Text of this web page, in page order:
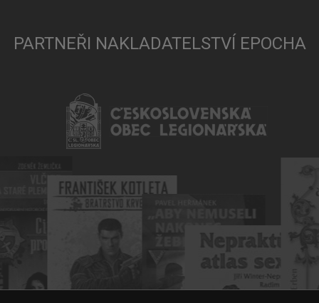
PARTNEŘI NAKLADATELSTVÍ EPOCHA